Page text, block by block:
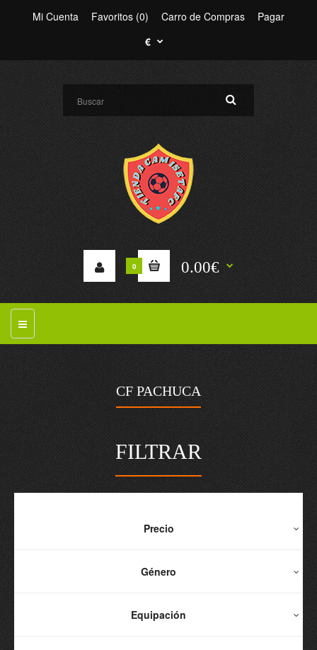
Mi Cuenta Favoritos (0) Carro de Compras
Pagar
€
0 0.00€
CF PACHUCA
FILTRAR
Precio
Género
Equipación